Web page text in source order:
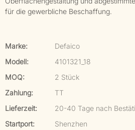
für die gewerbliche Beschaffung.
Marke:
Defaico
Modell:
4101321_18
MOQ:
2 Stück
Zahlung:
TT
Lieferzeit:
20-40 Tage nach
Startport:
Shenzhen